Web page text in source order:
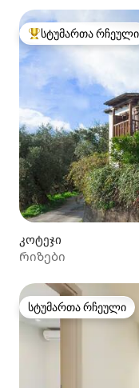
სტუმართა რჩეული
სტუმართა რჩეული
კოტეჯი
Რიზები
სტუმართა რჩეული
სტუმართა რჩეული